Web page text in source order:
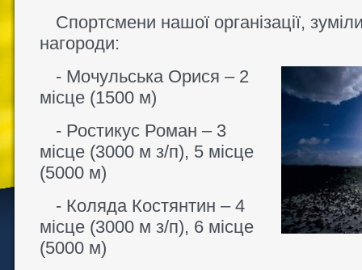
Спортсмени нашої організації,
нагороди:
- Мочульська Орися – 2
місце (1500 м)
- Ростикус Роман – 3
місце (3000 м з/п), 5 місце
(5000 м)
- Коляда Костянтин – 4
місце (3000 м з/п), 6 місце
(5000 м)